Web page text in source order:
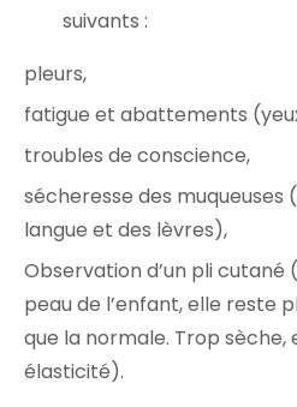
suivants :
pleurs,
fatigue et abattements
troubles de conscience,
sécheresse des muqueuses
langue et des lèvres),
Observation d’un pli cutané
peau de l’enfant, elle reste
que la normale. Trop sèche,
élasticité).